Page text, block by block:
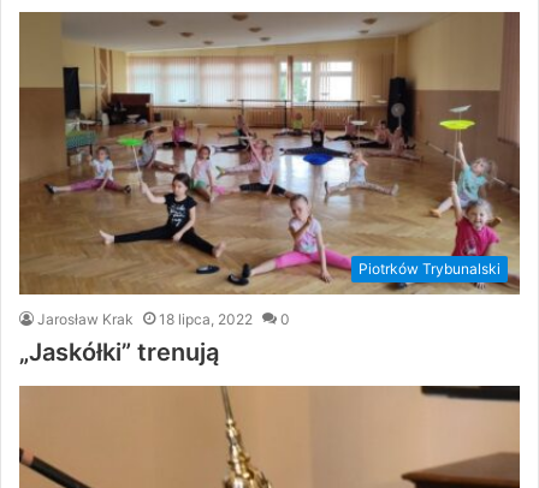
Piotrków Trybunalski
Jarosław Krak 18 lipca, 2022 0
„Jaskółki” trenują